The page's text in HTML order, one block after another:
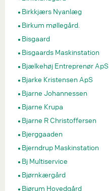
Birkkjærs Nyanlæg
Birkum møllegård.
Bisgaard
Bisgaards Maskinstation
Bjælkehøj Entreprenør ApS
Bjarke Kristensen ApS
Bjarne Johannessen
Bjarne Krupa
Bjarne R Christoffersen
Bjerggaaden
Bjerndrup Maskinstation
Bj Multiservice
Bjørnkærgård
Bjørum Hovedgård